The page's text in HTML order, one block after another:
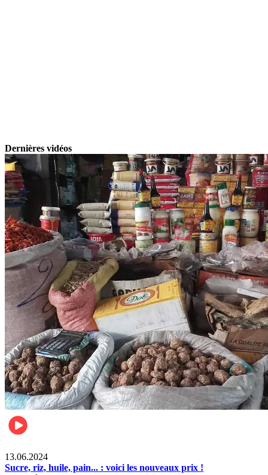
Dernières vidéos
13.06.2024
Sucre, riz, huile, pain... : voici les nouveaux prix !